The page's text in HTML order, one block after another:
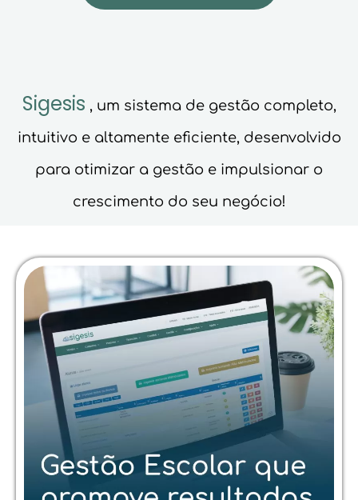
Sigesis , um sistema de gestão completo,
intuitivo e altamente eficiente, desenvolvido
para otimizar a gestão e impulsionar o
crescimento do seu negócio!